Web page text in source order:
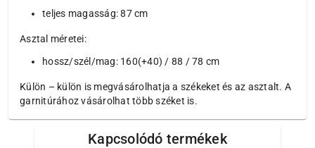
teljes magasság: 87 cm
Asztal méretei:
hossz/szél/mag: 160(+40) / 88 / 78 cm
Külön – külön is megvásárolhatja a székeket és az asztalt. A
garnitúrához vásárolhat több széket is.
Kapcsolódó termékek